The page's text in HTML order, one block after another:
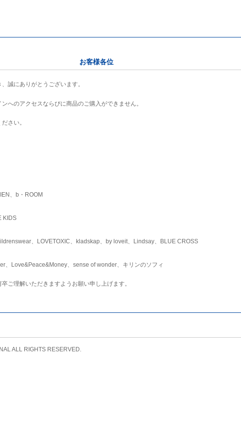
お客様各位
誠にありがとうございます。
へのアクセスならびに商品のご購入ができません。
さい。
、b・ROOM
KIDS
、LOVETOXIC、kladskap、by loveit、Lindsay、BLUE CROSS
、Love&Peace&Money、sense of wonder、キリンのソフィ
ご理解いただきますようお願い申し上げます。